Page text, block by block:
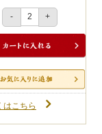
- +
はこちら